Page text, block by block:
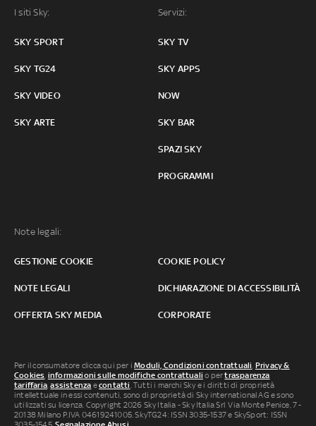
I siti Sky:
SKY SPORT
SKY TG24
SKY VIDEO
SKY ARTE
Servizi:
SKY TV
SKY APPS
NOW
SKY BAR
SPAZI SKY
PROGRAMMI
Note legali:
GESTIONE COOKIE COOKIE POLICY
NOTE LEGALI DICHIARAZIONE DI ACCESSIBILITÀ
OFFERTA SKY MEDIA CORPORATE
Per il consumatore clicca qui per iModuli, Condizioni contrattuali, Privacy &
Cookies, informazioni sulle modifiche contrattuali o pertrasparenza
tariffaria,assistenza econtatti. Tutti i marchi Sky e i diritti di proprietà
intellettuale in essi contenuti, sono di proprietà di Sky international AG e sono
utilizzati su licenza. Copyright 2026 Sky Italia - Sky Italia Srl Via Monte Penice, 7 -
20138 Milano P.IVA 04619241005. SkyTG24: ISSN 3035-1537 e SkySport: ISSN